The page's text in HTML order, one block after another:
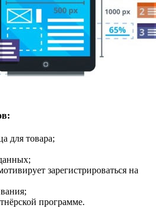
для товара;
зарегистрироваться на
программе.